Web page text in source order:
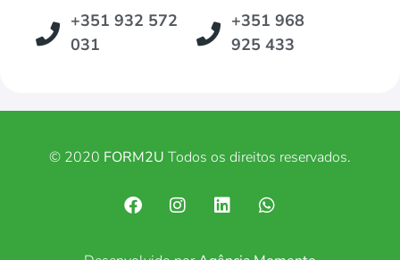
+351 932 572
031
+351 968
925 433
© 2020 FORM2U Todos os direitos reservados.